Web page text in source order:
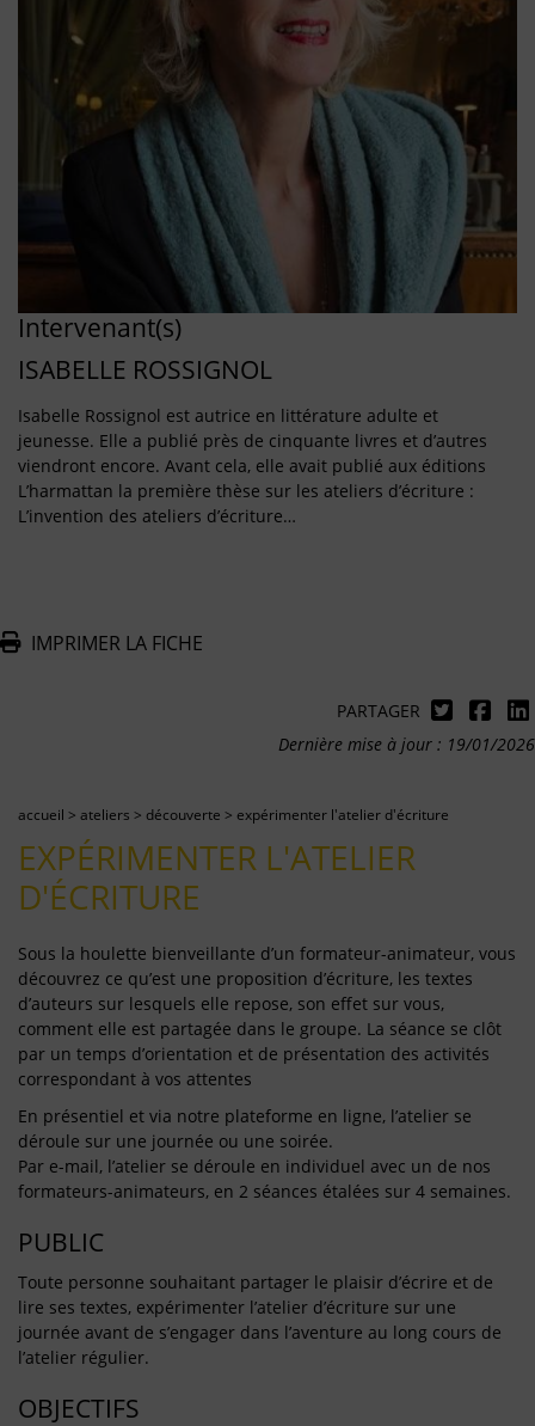
Intervenant(s)
ISABELLE ROSSIGNOL
Isabelle Rossignol est autrice en littérature adulte et
jeunesse. Elle a publié près de cinquante livres et d’autres
viendront encore. Avant cela, elle avait publié aux éditions
L’harmattan la première thèse sur les ateliers d’écriture :
L’invention des ateliers d’écriture…
IMPRIMER LA FICHE
PARTAGER
Dernière mise à jour : 19/01/2026
accueil > ateliers > découverte > expérimenter l'atelier d'écriture
EXPÉRIMENTER L'ATELIER
D'ÉCRITURE
Sous la houlette bienveillante d’un formateur-animateur, vous
découvrez ce qu’est une proposition d’écriture, les textes
d’auteurs sur lesquels elle repose, son effet sur vous,
comment elle est partagée dans le groupe. La séance se clôt
par un temps d’orientation et de présentation des activités
correspondant à vos attentes
En présentiel et via notre plateforme en ligne, l’atelier se
déroule sur une journée ou une soirée.
Par e-mail, l’atelier se déroule en individuel avec un de nos
formateurs-animateurs, en 2 séances étalées sur 4 semaines.
PUBLIC
Toute personne souhaitant partager le plaisir d’écrire et de
lire ses textes, expérimenter l’atelier d’écriture sur une
journée avant de s’engager dans l’aventure au long cours de
l’atelier régulier.
OBJECTIFS